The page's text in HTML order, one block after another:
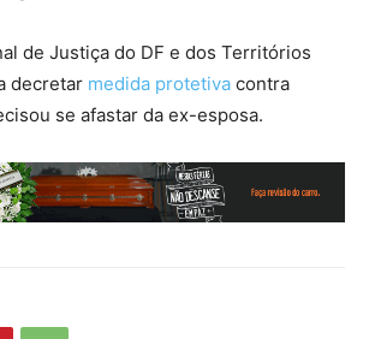
de Justiça do DF e dos Territórios
decretar medida protetiva contra
se afastar da ex-esposa.